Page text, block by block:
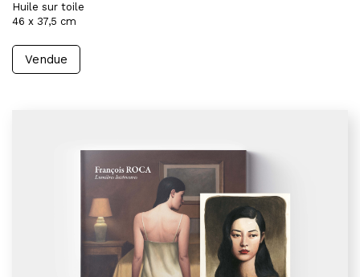
Huile sur toile
46 x 37,5 cm
Vendue